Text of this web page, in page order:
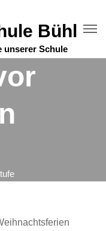
Bühl
unserer Schule